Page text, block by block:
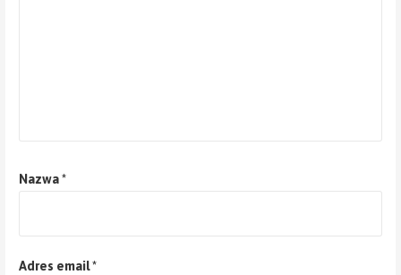
Nazwa*
Adres email*